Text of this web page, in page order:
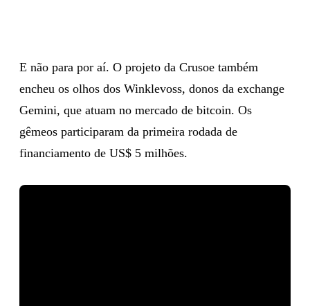
E não para por aí. O projeto da Crusoe também
encheu os olhos dos Winklevoss, donos da exchange
Gemini, que atuam no mercado de bitcoin. Os
gêmeos participaram da primeira rodada de
financiamento de US$ 5 milhões.